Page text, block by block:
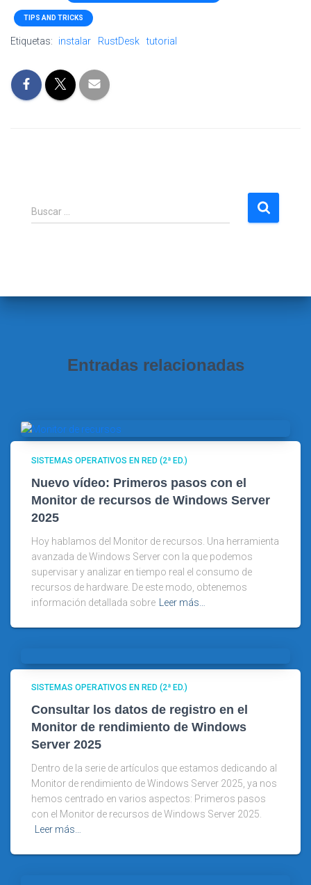
TIPS AND TRICKS
Etiquetas: instalar RustDesk tutorial
B
u
:
Buscar …
Entradas relacionadas
SISTEMAS OPERATIVOS EN RED (2ª ED.)
Nuevo vídeo: Primeros pasos con el
Monitor de recursos de Windows Server
2025
Hoy hablamos del Monitor de recursos. Una herramienta
avanzada de Windows Server con la que podemos
supervisar y analizar en tiempo real el consumo de
recursos de hardware. De este modo, obtenemos
información detallada sobre
Leer más…
SISTEMAS OPERATIVOS EN RED (2ª ED.)
Consultar los datos de registro en el
Monitor de rendimiento de Windows
Server 2025
Dentro de la serie de artículos que estamos dedicando al
Monitor de rendimiento de Windows Server 2025, ya nos
hemos centrado en varios aspectos: Primeros pasos
con el Monitor de recursos de Windows Server 2025.
Leer más…